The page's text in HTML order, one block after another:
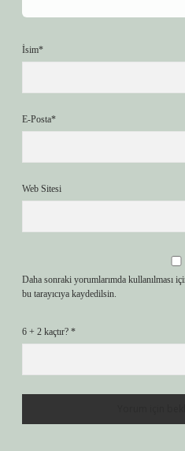
İsim*
E-Posta*
Web Sitesi
Daha sonraki yorumlarımda kullanılması
bu tarayıcıya kaydedilsin.
6 + 2 kaçtır? *